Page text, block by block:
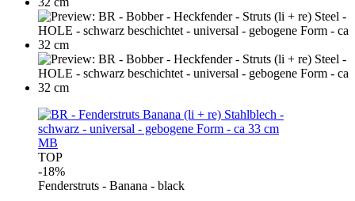
MB
TOP
-18%
Fenderstruts - Banana - black